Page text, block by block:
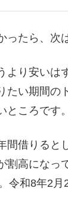
ったら、次
より安い
たい期間の
ところです。
間借りると
割高になっ
令和8年2月